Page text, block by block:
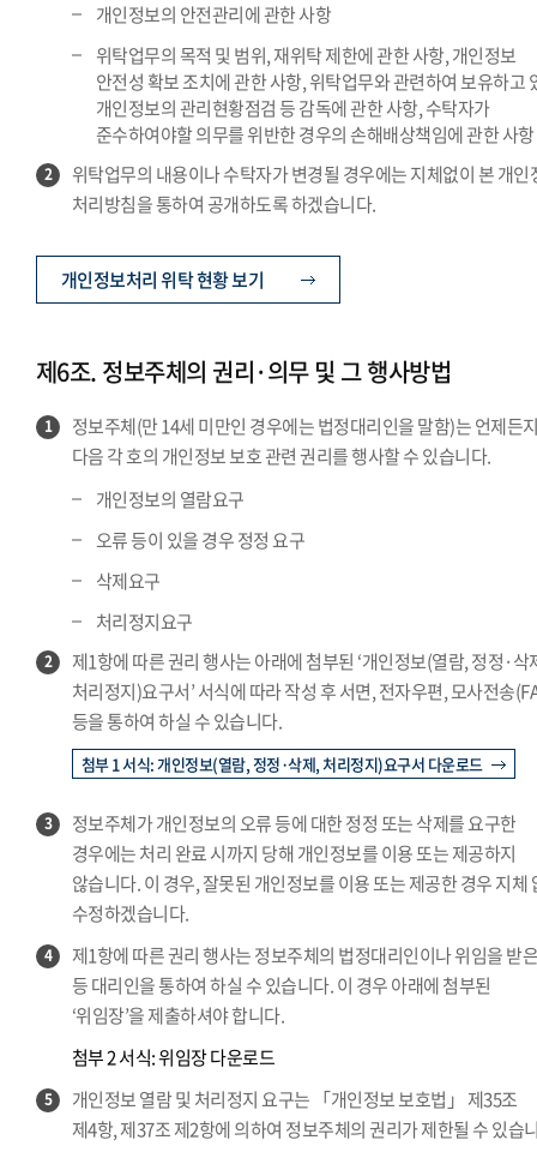
개인정보의 안전관리에 관한 사항
위탁업무의 목적 및 범위, 재위탁 제한에 관한 사항, 개인정보
안전성 확보 조치에 관한 사항, 위탁업무와 관련하여 보유하고
개인정보의 관리현황점검 등 감독에 관한 사항, 수탁자가
준수하여야할 의무를 위반한 경우의 손해배상책임에 관한 사항
2
위탁업무의 내용이나 수탁자가 변경될 경우에는 지체없이 본 개인
처리방침을 통하여 공개하도록 하겠습니다.
개인정보처리 위탁 현황 보기
제6조. 정보주체의 권리·의무 및 그 행사방법
1
정보주체(만 14세 미만인 경우에는 법정대리인을 말함)는 언제든
다음 각 호의 개인정보 보호 관련 권리를 행사할 수 있습니다.
개인정보의 열람요구
오류 등이 있을 경우 정정 요구
삭제요구
처리정지요구
2
제1항에 따른 권리 행사는 아래에 첨부된 ‘개인정보(열람, 정정·삭
처리정지)요구서’ 서식에 따라 작성 후 서면, 전자우편, 모사전송
등을 통하여 하실 수 있습니다.
첨부 1 서식: 개인정보(열람, 정정·삭제, 처리정지)요구서 다운로드
3
정보주체가 개인정보의 오류 등에 대한 정정 또는 삭제를 요구한
경우에는 처리 완료 시까지 당해 개인정보를 이용 또는 제공하지
않습니다. 이 경우, 잘못된 개인정보를 이용 또는 제공한 경우 지체
수정하겠습니다.
4
제1항에 따른 권리 행사는 정보주체의 법정대리인이나 위임을 받
등 대리인을 통하여 하실 수 있습니다. 이 경우 아래에 첨부된
‘위임장’을 제출하셔야 합니다.
첨부 2 서식: 위임장 다운로드
5
개인정보 열람 및 처리정지 요구는 「개인정보 보호법」 제35조
제4항, 제37조 제2항에 의하여 정보주체의 권리가 제한될 수 있습